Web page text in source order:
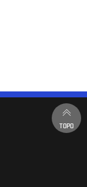
TOPO